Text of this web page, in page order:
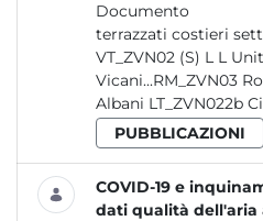
Documento
terrazzati costieri settentrionali DQ P78 (S) –
Vicani...RM_ZVN03
Albani LT_ZVN022b
PUBBLICAZIONI
COVID-19 e
dati qualità dell'aria